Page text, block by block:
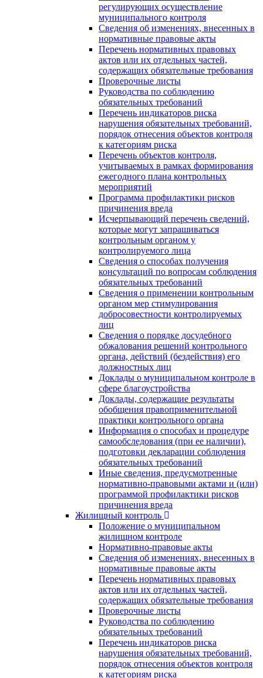
регулирующих осуществление
муниципального контроля
Сведения об изменениях, внесенных в
нормативные правовые акты
Перечень нормативных правовых
актов или их отдельных частей,
содержащих обязательные требования
Проверочные листы
Руководства по соблюдению
обязательных требований
Перечень индикаторов риска
нарушения обязательных требований,
порядок отнесения объектов контроля
к категориям риска
Перечень объектов контроля,
учитываемых в рамках формирования
ежегодного плана контрольных
мероприятий
Программа профилактики рисков
причинения вреда
Исчерпывающий перечень сведений,
которые могут запрашиваться
контрольным органом у
контролируемого лица
Сведения о способах получения
консультаций по вопросам соблюдения
обязательных требований
Сведения о применении контрольным
органом мер стимулирования
добросовестности контролируемых
лиц
Сведения о порядке досудебного
обжалования решений контрольного
органа, действий (бездействия) его
должностных лиц
Доклады о муниципальном контроле в
сфере благоустройства
Доклады, содержащие результаты
обобщения правоприменительной
практики контрольного органа
Информация о способах и процедуре
самообследования (при ее наличии),
подготовки декларации соблюдения
обязательных требований
Иные сведения, предусмотренные
нормативно-правовыми актами и (или)
программой профилактики рисков
причинения вреда
Жилищный контроль
Положение о муниципальном
жилищном контроле
Нормативно-правовые акты
Сведения об изменениях, внесенных в
нормативные правовые акты
Перечень нормативных правовых
актов или их отдельных частей,
содержащих обязательные требования
Проверочные листы
Руководства по соблюдению
обязательных требований
Перечень индикаторов риска
нарушения обязательных требований,
порядок отнесения объектов контроля
к категориям риска